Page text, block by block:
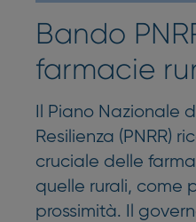
Bando
farmacie
Il Piano Nazionale
Resilienza (PNRR)
cruciale delle
quelle rurali, come
prossimità. Il